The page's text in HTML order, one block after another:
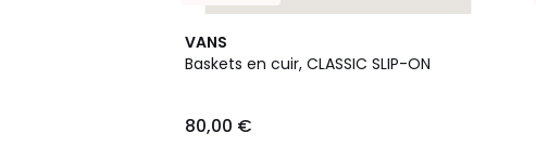
VANS
Baskets en cuir, CLASSIC SLIP-ON
80,00 €